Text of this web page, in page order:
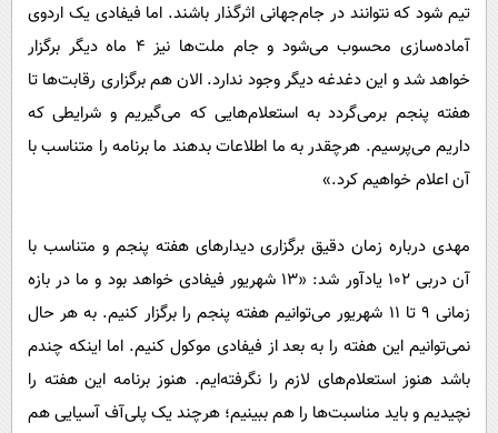
تیم شود که نتوانند در جام‌جهانی اثرگذار باشند. اما فیفادی یک اردوی
آماده‌سازی محسوب می‌شود و جام ملت‌ها نیز ۴ ماه دیگر برگزار
خواهد شد و این دغدغه دیگر وجود ندارد. الان هم برگزاری رقابت‌ها تا
هفته پنجم برمی‌گردد به استعلام‌هایی که می‌گیریم و شرایطی که
داریم می‌پرسیم. هرچقدر به ما اطلاعات بدهند ما برنامه را متناسب با
آن اعلام خواهیم کرد.»
مهدی درباره زمان دقیق برگزاری دیدارهای هفته پنجم و متناسب با
آن دربی ۱۰۲ یادآور شد: «۱۳ شهریور فیفادی خواهد بود و ما در بازه
زمانی ۹ تا ۱۱ شهریور می‌توانیم هفته پنجم را برگزار کنیم. به هر حال
نمی‌توانیم این هفته را به بعد از فیفادی‌ موکول کنیم. اما اینکه چندم
باشد هنوز استعلام‌های لازم را نگرفته‌ایم. هنوز برنامه این هفته را
نچیدیم و باید مناسبت‌ها را هم ببینیم؛ هرچند یک پلی‌آف آسیایی هم